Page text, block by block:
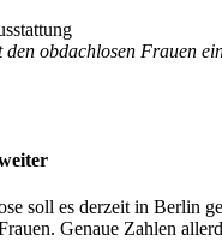
obdachlosen Frauen
soll es derzeit in Berlin
Genaue Zahlen